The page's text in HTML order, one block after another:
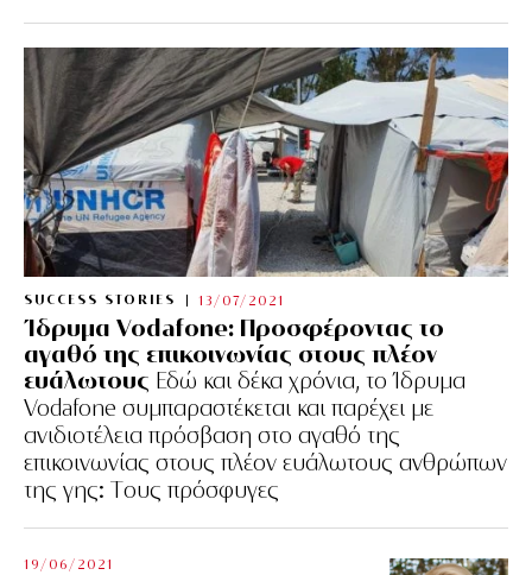
SUCCESS STORIES 13/07/2021
Ίδρυμα Vodafone: Προσφέροντας το
αγαθό της επικοινωνίας στους πλέον
ευάλωτους Εδώ και δέκα χρόνια, το Ίδρυμα
Vodafone συμπαραστέκεται και παρέχει με
ανιδιοτέλεια πρόσβαση στο αγαθό της
επικοινωνίας στους πλέον ευάλωτους ανθρώπων
της γης: Tους πρόσφυγες
19/06/2021